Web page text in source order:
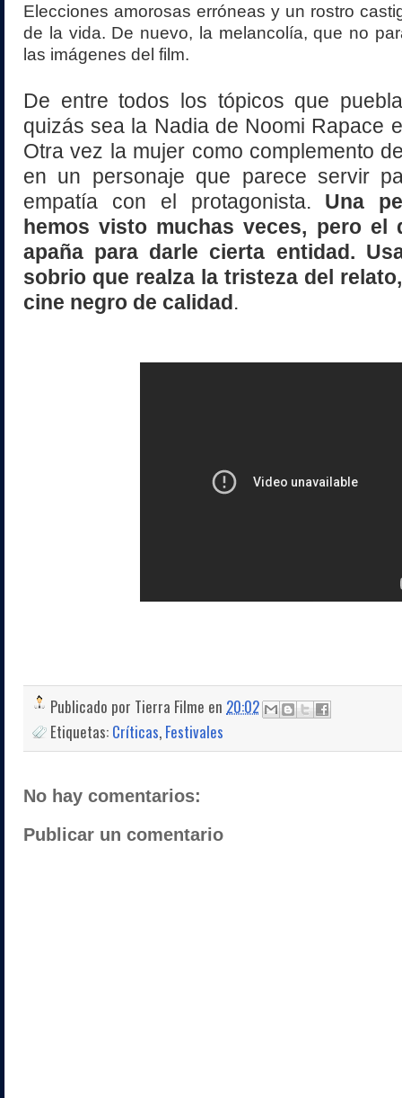
Elecciones amorosas erróneas y un rostro
de la vida. De nuevo, la melancolía, que no
las imágenes del film.
De entre todos los tópicos que
quizás sea la Nadia de Noomi Rapace
Otra vez la mujer como complemento
en un personaje que parece servir
empatía con el protagonista. Una
hemos visto muchas veces, pero el
apaña para darle cierta entidad.
sobrio que realza la tristeza del
cine negro de calidad.
Publicado por Tierra Filme en 20:02
Etiquetas: Críticas, Festivales
No hay comentarios:
Publicar un comentario